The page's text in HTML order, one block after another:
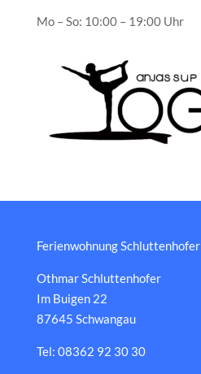
Mo – So: 10:00 – 19:00 Uhr
Ferienwohnung Schluttenhofer
Othmar Schluttenhofer
Im Buigen 22
87645 Schwangau
Tel: 08362 92 30 30